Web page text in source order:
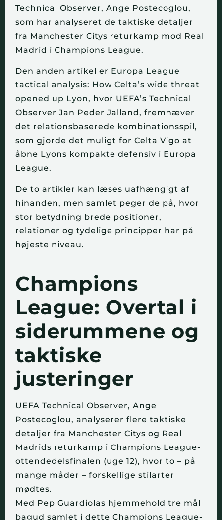
Technical Observer, Ange Postecoglou,
som har analyseret de taktiske detaljer
fra Manchester Citys returkamp mod Real
Madrid i Champions League.
Den anden artikel er Europa League
tactical analysis: How Celta’s wide threat
opened up Lyon, hvor UEFA’s Technical
Observer Jan Peder Jalland, fremhæver
det relationsbaserede kombinationsspil,
som gjorde det muligt for Celta Vigo at
åbne Lyons kompakte defensiv i Europa
League.
De to artikler kan læses uafhængigt af
hinanden, men samlet peger de på, hvor
stor betydning brede positioner,
relationer og tydelige principper har på
højeste niveau.
Champions
League: Overtal i
siderummene og
taktiske
justeringer
UEFA Technical Observer, Ange
Postecoglou, analyserer flere taktiske
detaljer fra Manchester Citys og Real
Madrids returkamp i Champions League-
ottendedelsfinalen (uge 12), hvor to – på
mange måder – forskellige stilarter
mødtes.
Med Pep Guardiolas hjemmehold tre mål
bagud samlet i dette Champions League-